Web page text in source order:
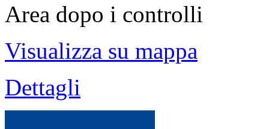
Area dopo i controlli
Visualizza su mappa
Dettagli